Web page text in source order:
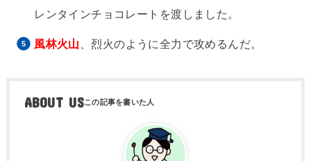
レンタインチョコレートを渡しました。
風林火山 、烈火のように全力で攻めるんだ。
ABOUT US